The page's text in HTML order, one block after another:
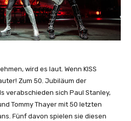
wird es laut. Wenn KISS
Zum 50. Jubiläum der
verabschieden sich Paul Stanley,
Tommy Thayer mit 50 letzten
Fünf davon spielen sie diesen